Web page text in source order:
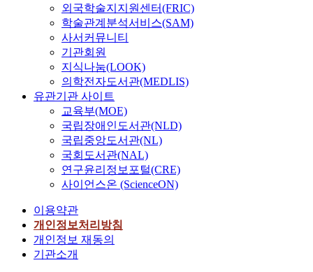
외국학술지지원센터(FRIC)
학술관계분석서비스(SAM)
사서커뮤니티
기관회원
지식나눔(LOOK)
의학전자도서관(MEDLIS)
유관기관 사이트
교육부(MOE)
국립장애인도서관(NLD)
국립중앙도서관(NL)
국회도서관(NAL)
연구윤리정보포털(CRE)
사이언스온 (ScienceON)
이용약관
개인정보처리방침
개인정보 재동의
기관소개